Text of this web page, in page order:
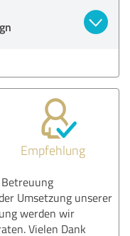
Empfehlung
Umsetzung unserer
werden wir
Vielen Dank